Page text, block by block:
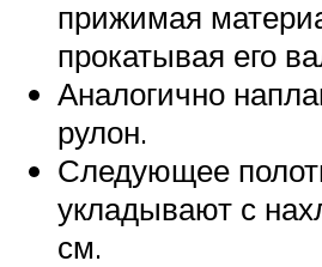
прижимая
прокатывая его
Аналогично
рулон.
Следующее
укладывают с
см.